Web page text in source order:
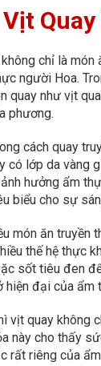
chỉ là
người Hoa.
quay như vịt
phương.
cách quay
có lớp da vàng
hưởng ẩm
biểu cho sự
món ăn
thế hệ thực
sốt tiêu đen
hiện đại của ẩm
vịt quay không
này cho thấy
rất riêng của